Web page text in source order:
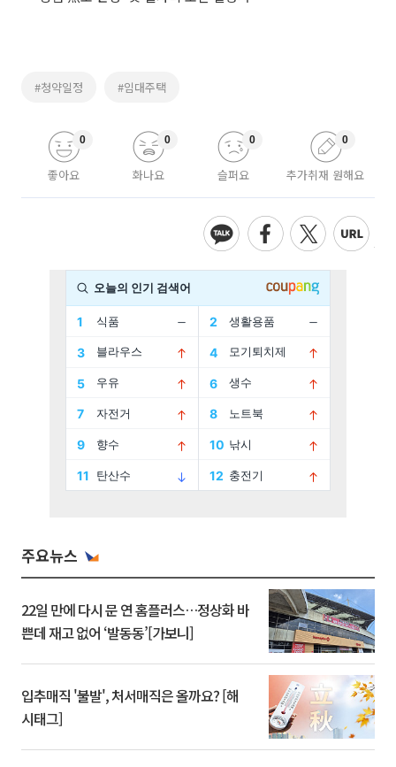
#청약일정 #임대주택
좋아요
0
화나요
0
슬퍼요
0
추가취재 원해요
0
주요뉴스
22일 만에 다시 문 연 홈플러스…정상화 바
쁜데 재고 없어 ‘발동동’[가보니]
입추매직 '불발', 처서매직은 올까요? [해
시태그]